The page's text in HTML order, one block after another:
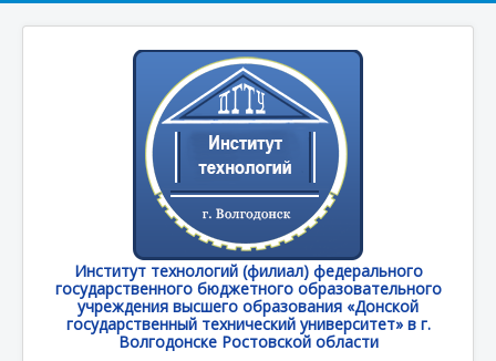
Институт технологий (филиал) федерального
государственного бюджетного образовательного
учреждения высшего образования «Донской
государственный технический университет» в г.
Волгодонске Ростовской области